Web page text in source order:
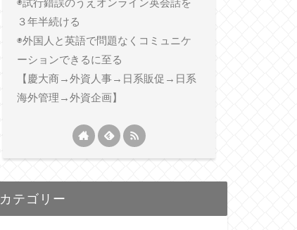
３年半続ける
◉外国人と英語で問題なくコミュニケ
ーションできるに至る
【慶大商→外資人事→日系販促→日系
海外管理→外資企画】
カテゴリー